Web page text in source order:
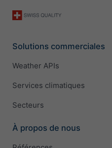
Solutions commerciales
Weather APIs
Services climatiques
Secteurs
À propos de nous